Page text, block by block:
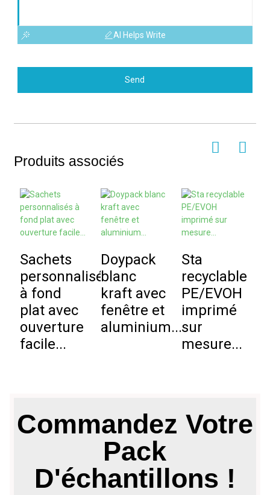
AI Helps Write
Send
Produits associés
Sachets
personnalisés
à fond
plat avec
ouverture
facile...
Doypack
blanc
kraft avec
fenêtre et
aluminium...
Sta
recyclable
PE/EVOH
imprimé
sur
mesure...
Commandez Votre
Pack
D'échantillons !